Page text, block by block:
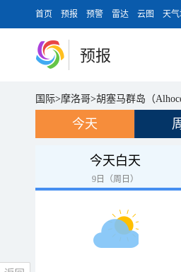
首页 预报 预警 雷达 云图 天气
预报
国际>摩洛哥>胡塞马群岛（
今天
今天白天
9日（周日）